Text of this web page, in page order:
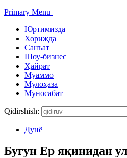
Primary Menu
Юртимизда
Хорижда
Санъат
Шоу-бизнес
Ҳайрат
Муаммо
Мулоҳаза
Муносабат
Qidirshish:
Дунё
Бугун Ер яқинидан